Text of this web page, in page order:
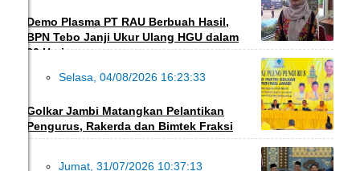
Demo Plasma PT RAU Berbuah Hasil,
BPN Tebo Janji Ukur Ulang HGU dalam
30 Hari
DAERAH
Selasa, 04/08/2026 16:23:33
Golkar Jambi Matangkan Pelantikan
Pengurus, Rakerda dan Bimtek Fraksi
DAERAH
Jumat, 31/07/2026 10:37:13